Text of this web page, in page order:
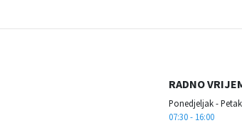
RADNO
Ponedjeljak - Petak
07:30 - 16:00